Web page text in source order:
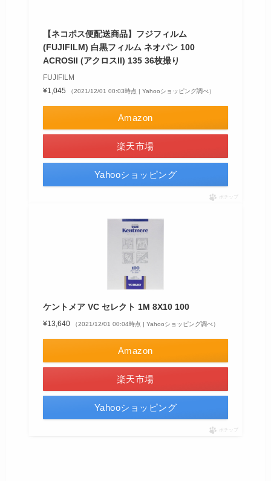
【ネコポス便配送商品】フジフィルム
(FUJIFILM) 白黒フィルム ネオパン 100
ACROSII (アクロスII) 135 36枚撮り
FUJIFILM
¥1,045
（2021/12/01 00:03時点 | Yahooショッピング調べ）
Amazon
楽天市場
Yahooショッピング
ポチップ
ケントメア VC セレクト 1M 8X10 100
¥13,640 （2021/12/01 00:04時点 | Yahooショッピング調べ）
Amazon
楽天市場
Yahooショッピング
ポチップ